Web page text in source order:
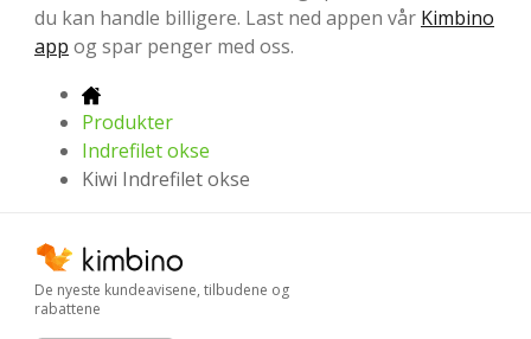
du kan handle billigere. Last ned appen vår Kimbino
app og spar penger med oss.
Produkter
Indrefilet okse
Kiwi Indrefilet okse
De nyeste kundeavisene, tilbudene og
rabattene